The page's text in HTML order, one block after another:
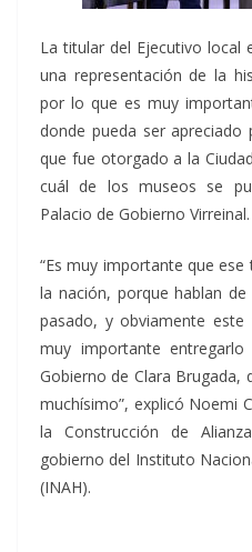
La titular del Ejecutivo local
una representación de la
por lo que es muy
donde pueda ser
que fue otorgado a la
cuál de los museos se
Palacio de Gobierno Virreinal.
“Es muy importante que
la nación, porque hablan
pasado, y obviamente
muy importante
Gobierno de Clara Brugada,
muchísimo”, explicó Noemi
la Construcción de
gobierno del Instituto
(INAH).